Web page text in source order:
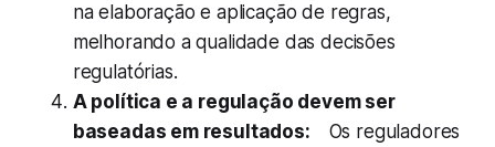
na elaboração e aplicação de regras,
melhorando a qualidade das decisões
regulatórias.
A política e a regulação devem ser
baseadas em resultados: Os reguladores